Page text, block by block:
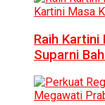
Raih
Suparni